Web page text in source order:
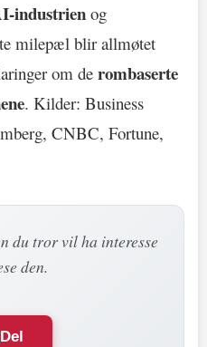
industrien og
milepæl blir allmøtet
om de rombaserte
. Kilder: Business
CNBC, Fortune,
du tror vil ha interesse
den.
Del